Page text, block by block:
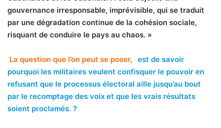
gouvernance irresponsable, imprévisible, qui se traduit
par une dégradation continue de la cohésion sociale,
risquant de conduire le pays au chaos. »
La question que l’on peut se poser, est de savoir
pourquoi les militaires veulent confisquer le pouvoir en
refusant que le processus électoral aille jusqu’au bout
par le recomptage des voix et que les vrais résultats
soient proclamés. ?